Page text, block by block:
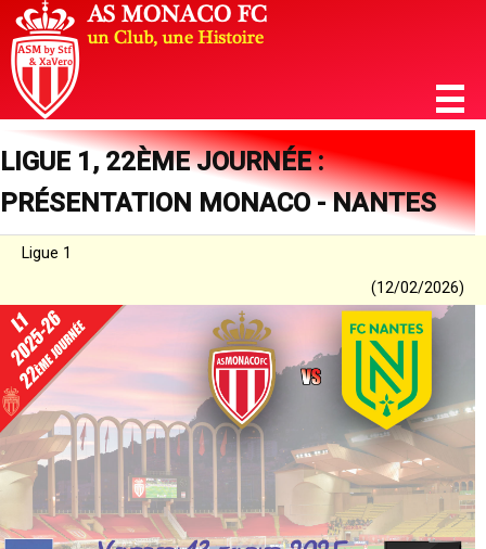
LIGUE 1, 22ÈME JOURNÉE :
PRÉSENTATION MONACO - NANTES
Ligue 1
(12/02/2026)